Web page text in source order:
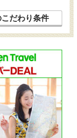
だわり条件